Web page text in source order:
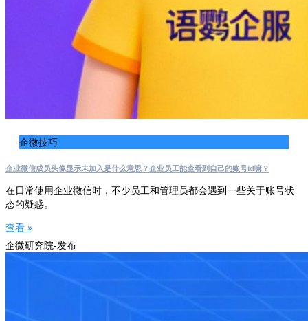
企微技巧
企业微信成员头像显示未加入是什么意思？企业员工能查看到自己的账号id嘛？
在日常使用企业微信时，不少员工和管理员都会遇到一些关于账号状
态的疑惑。
查看 »
企微研究院-发布